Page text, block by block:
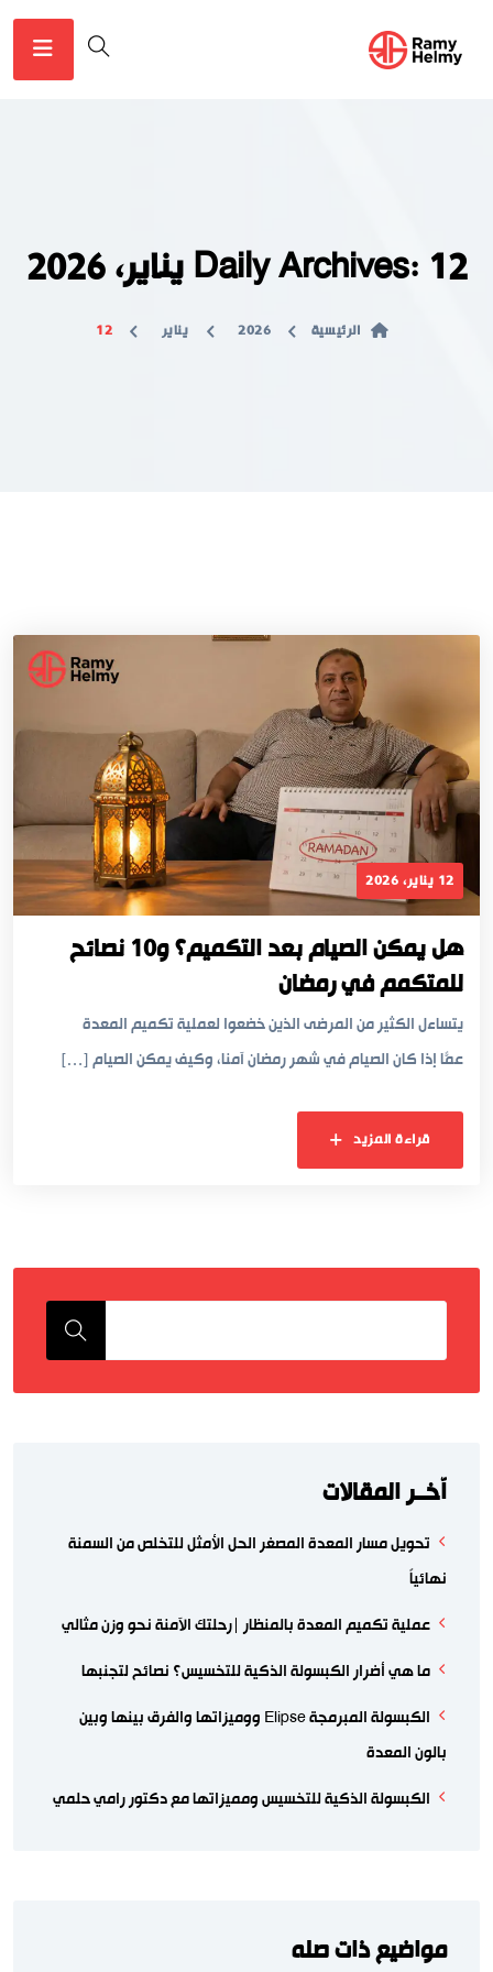
Daily Archives: 12 يناير، 2026
الرئيسية 2026 يناير 12
12 يناير، 2026
هل يمكن الصيام بعد التكميم؟ و10 نصائح
للمتكمم في رمضان
يتساءل الكثير من المرضى الذين خضعوا لعملية تكميم المعدة
عمّا إذا كان الصيام في شهر رمضان آمنًا، وكيف يمكن الصيام […]
قراءة المزيد
اّخــر المقالات
تحويل مسار المعدة المصغر الحل الأمثل للتخلص من السمنة
نهائياً
عملية تكميم المعدة بالمنظار |رحلتك الآمنة نحو وزن مثالي
ما هي أضرار الكبسولة الذكية للتخسيس؟ نصائح لتجنبها
الكبسولة المبرمجة Elipse ووميزاتها والفرق بينها وبين
بالون المعدة
الكبسولة الذكية للتخسيس ومميزاتها مع دكتور رامي حلمي
مواضيع ذات صله